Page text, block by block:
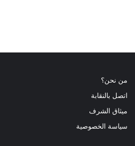
من نحن؟
اتصل بالنقابة
ميثاق الشرف
سياسة الخصوصية